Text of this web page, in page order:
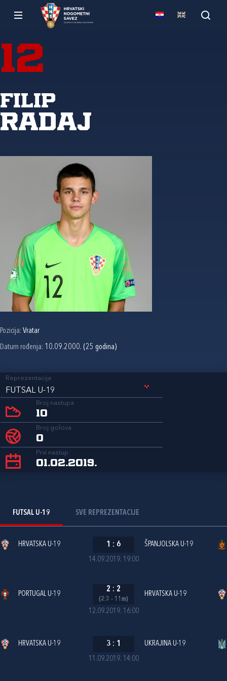
12
Filip
Radaj
Pozicija: Vratar
Datum rođenja: 10.09.2000. (25 godina)
Reprezentacija
FUTSAL U-19
Broj nastupa
10
Broj golova
0
Prvi nastup
01.02.2019.
FUTSAL U-19 SVE REPREZENTACIJE
14.09.2019. 19:00
HRVATSKA U-19 1 : 6 ŠPANJOLSKA U-19
12.09.2019. 16:00
PORTUGAL U-19
2 : 2
(2:3 - 11m)
HRVATSKA U-19
11.09.2019. 14:00
HRVATSKA U-19 3 : 1 UKRAJINA U-19